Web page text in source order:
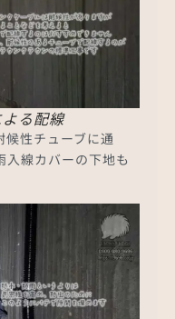
る配線
候性チューブに通
入線カバーの下地も